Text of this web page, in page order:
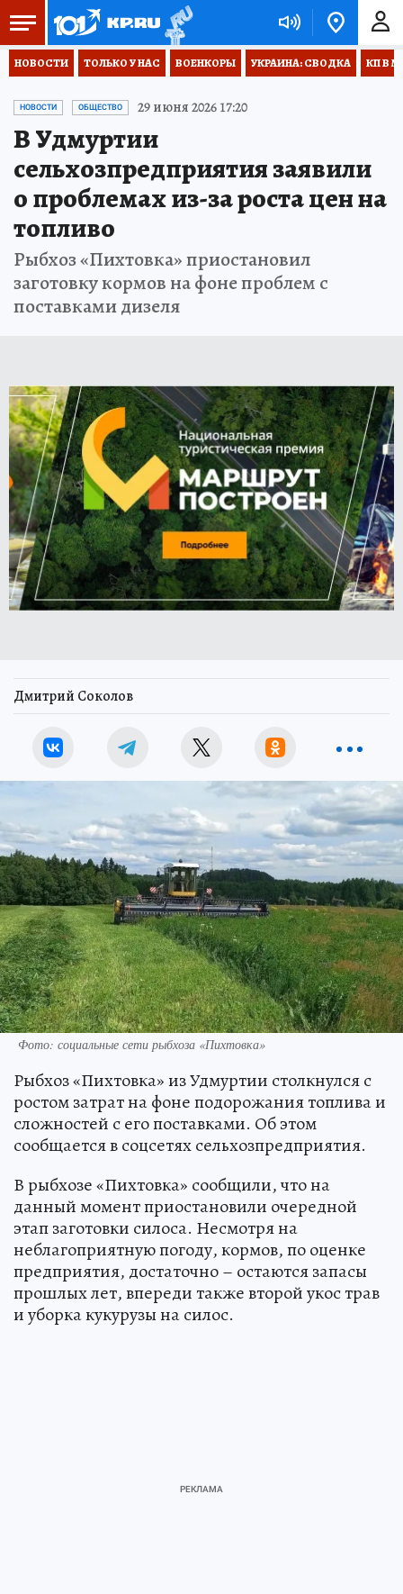
НОВОСТИ ТОЛЬКО У НАС ВОЕНКОРЫ УКРАИНА: СВОДКА КП В
НОВОСТИ ОБЩЕСТВО 29 июня 2026 17:20
В Удмуртии
сельхозпредприятия заявили
о проблемах из-за роста цен на
топливо
Рыбхоз «Пихтовка» приостановил
заготовку кормов на фоне проблем с
поставками дизеля
Дмитрий Соколов
Фото: социальные сети рыбхоза «Пихтовка»
Рыбхоз «Пихтовка» из Удмуртии столкнулся с
ростом затрат на фоне подорожания топлива и
сложностей с его поставками. Об этом
сообщается в соцсетях сельхозпредприятия.
В рыбхозе «Пихтовка» сообщили, что на
данный момент приостановили очередной
этап заготовки силоса. Несмотря на
неблагоприятную погоду, кормов, по оценке
предприятия, достаточно – остаются запасы
прошлых лет, впереди также второй укос трав
и уборка кукурузы на силос.